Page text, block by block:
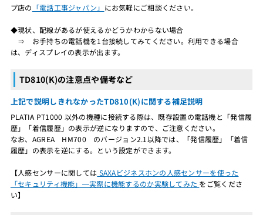
プ店の 「電話工事ジャパン」 にお気軽にご相談ください。
◆現状、配線があるが使えるかどうかわからない場合
⇒ お手持ちの電話機を1台接続してみてください。利用できる場合
は、ディスプレイの表示が出ます。
TD810(K)の注意点や備考など
上記で説明しきれなかったTD810(K)に関する補足説明
PLATIA PT1000 以外の機種に接続する際は、既存設置の電話機と「発信履
歴」「着信履歴」の表示が逆になりますので、ご注意ください。
なお、AGREA HM700 のバージョン2.1以降では、「発信履歴」「着信
履歴」の表示を逆にする。という設定ができます。
【人感センサーに関しては SAXAビジネスホンの人感センサーを使った
「セキュリティ機能」―実際に機能するのか実験してみた をご覧くださ
い】